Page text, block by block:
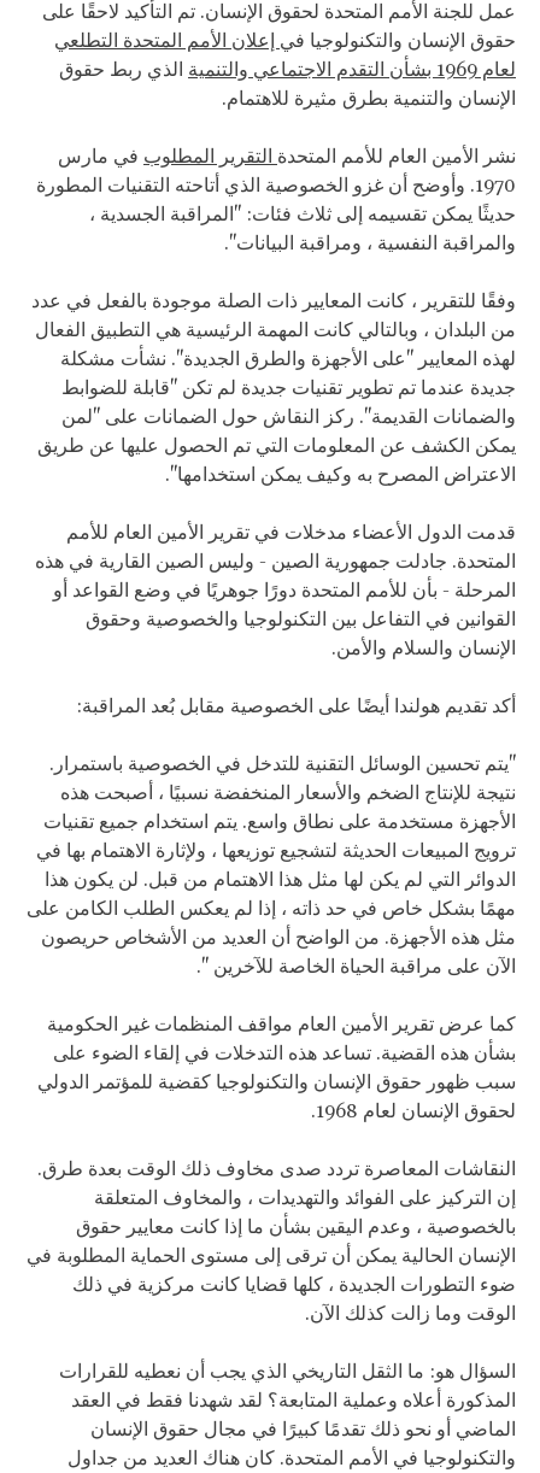
عمل للجنة الأمم المتحدة لحقوق الإنسان. تم التأكيد لاحقًا على
حقوق الإنسان والتكنولوجيا في إعلان الأمم المتحدة التطلعي
لعام 1969 بشأن التقدم الاجتماعي والتنمية
الذي ربط حقوق
الإنسان والتنمية بطرق مثيرة للاهتمام.
نشر الأمين العام للأمم المتحدة التقرير المطلوب في مارس
1970. وأوضح أن غزو الخصوصية الذي أتاحته التقنيات المطورة
حديثًا يمكن تقسيمه إلى ثلاث فئات: "المراقبة الجسدية ،
والمراقبة النفسية ، ومراقبة البيانات".
وفقًا للتقرير ، كانت المعايير ذات الصلة موجودة بالفعل في عدد
من البلدان ، وبالتالي كانت المهمة الرئيسية هي التطبيق الفعال
لهذه المعايير "على الأجهزة والطرق الجديدة". نشأت مشكلة
جديدة عندما تم تطوير تقنيات جديدة لم تكن "قابلة للضوابط
والضمانات القديمة". ركز النقاش حول الضمانات على "لمن
يمكن الكشف عن المعلومات التي تم الحصول عليها عن طريق
الاعتراض المصرح به وكيف يمكن استخدامها".
قدمت الدول الأعضاء مدخلات في تقرير الأمين العام للأمم
المتحدة. جادلت جمهورية الصين - وليس الصين القارية في هذه
المرحلة - بأن للأمم المتحدة دورًا جوهريًا في وضع القواعد أو
القوانين في التفاعل بين التكنولوجيا والخصوصية وحقوق
الإنسان والسلام والأمن.
أكد تقديم هولندا أيضًا على الخصوصية مقابل بُعد المراقبة:
"يتم تحسين الوسائل التقنية للتدخل في الخصوصية باستمرار.
نتيجة للإنتاج الضخم والأسعار المنخفضة نسبيًا ، أصبحت هذه
الأجهزة مستخدمة على نطاق واسع. يتم استخدام جميع تقنيات
ترويج المبيعات الحديثة لتشجيع توزيعها ، ولإثارة الاهتمام بها في
الدوائر التي لم يكن لها مثل هذا الاهتمام من قبل. لن يكون هذا
مهمًا بشكل خاص في حد ذاته ، إذا لم يعكس الطلب الكامن على
مثل هذه الأجهزة. من الواضح أن العديد من الأشخاص حريصون
الآن على مراقبة الحياة الخاصة للآخرين ".
كما عرض تقرير الأمين العام مواقف المنظمات غير الحكومية
بشأن هذه القضية. تساعد هذه التدخلات في إلقاء الضوء على
سبب ظهور حقوق الإنسان والتكنولوجيا كقضية للمؤتمر الدولي
لحقوق الإنسان لعام 1968.
النقاشات المعاصرة تردد صدى مخاوف ذلك الوقت بعدة طرق.
إن التركيز على الفوائد والتهديدات ، والمخاوف المتعلقة
بالخصوصية ، وعدم اليقين بشأن ما إذا كانت معايير حقوق
الإنسان الحالية يمكن أن ترقى إلى مستوى الحماية المطلوبة في
ضوء التطورات الجديدة ، كلها قضايا كانت مركزية في ذلك
الوقت وما زالت كذلك الآن.
السؤال هو: ما الثقل التاريخي الذي يجب أن نعطيه للقرارات
المذكورة أعلاه وعملية المتابعة؟ لقد شهدنا فقط في العقد
الماضي أو نحو ذلك تقدمًا كبيرًا في مجال حقوق الإنسان
والتكنولوجيا في الأمم المتحدة. كان هناك العديد من جداول